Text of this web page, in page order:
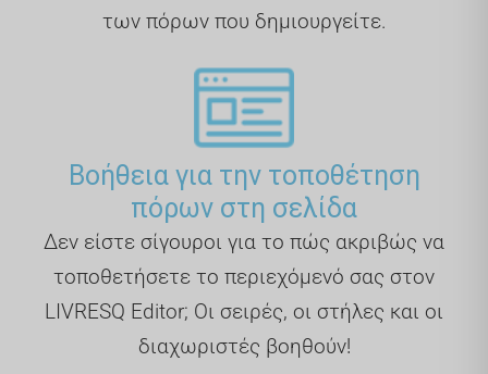
των πόρων που δημιουργείτε.
Βοήθεια για την τοποθέτηση
πόρων στη σελίδα
Δεν είστε σίγουροι για το πώς ακριβώς να
τοποθετήσετε το περιεχόμενό σας στον
LIVRESQ Editor; Οι σειρές, οι στήλες και οι
διαχωριστές βοηθούν!